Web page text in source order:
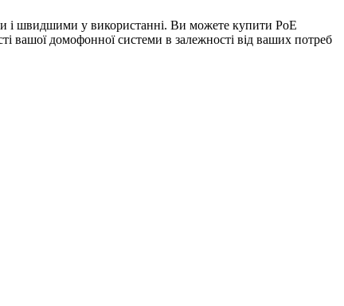
і швидшими у використанні. Ви можете купити РоЕ
вашої домофонної системи в залежності від ваших потреб